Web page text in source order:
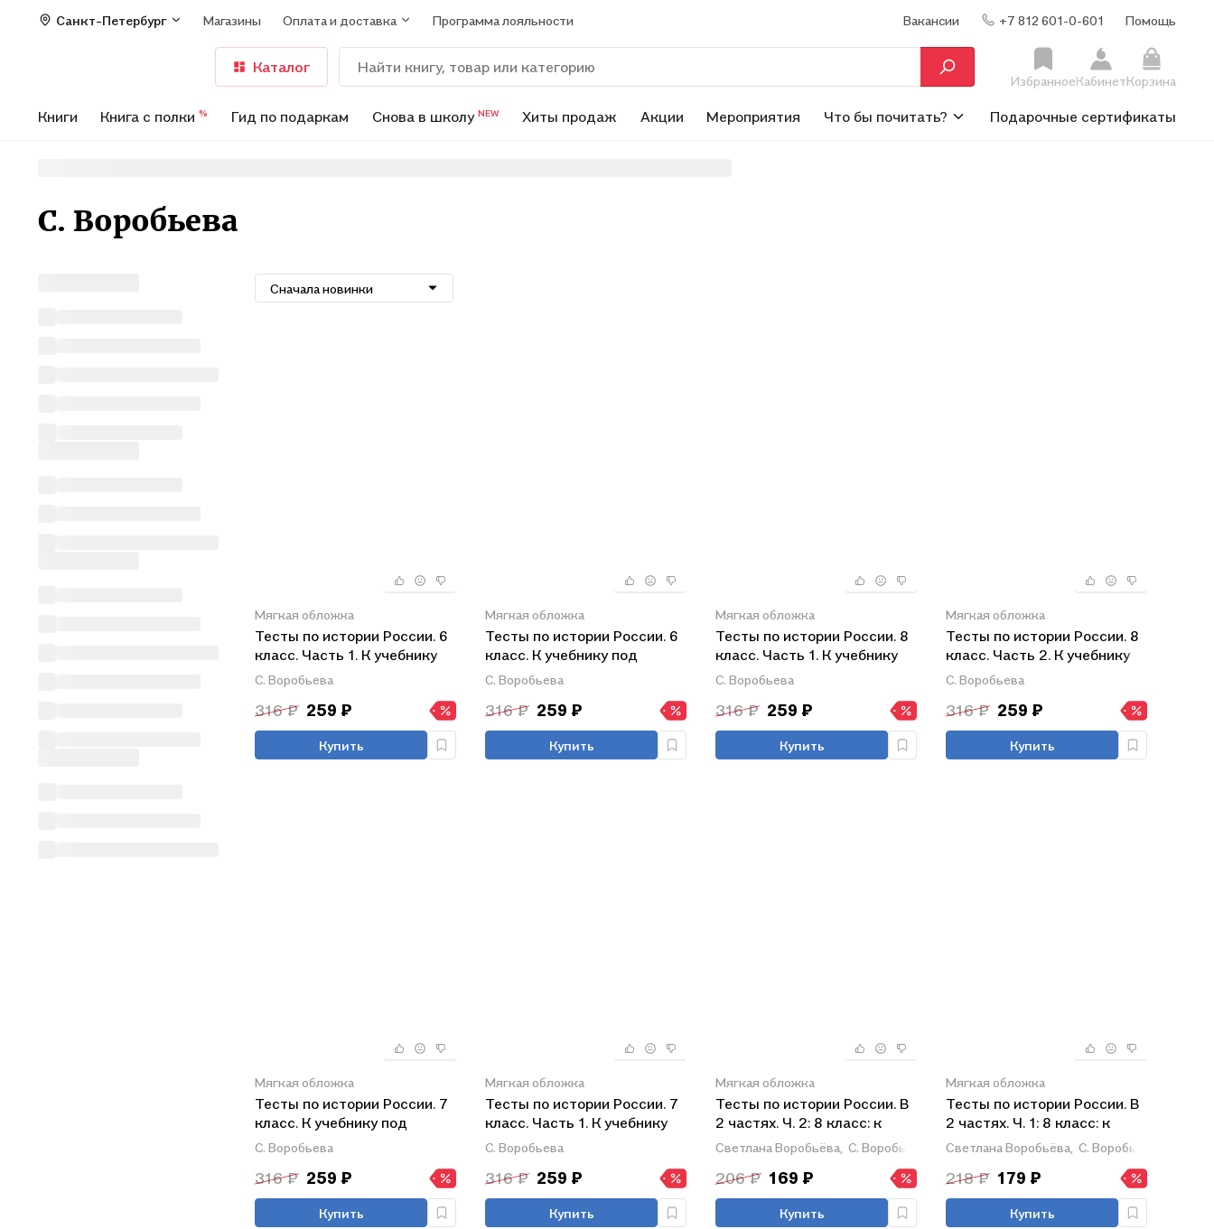
Санкт-Петербург Магазины Оплата и доставка Программа лояльности Вакансии +7 812 601-0-601 Помощь
Каталог
ИзбранноеКабинетКорзина
Книги Книга с полки % Гид по подаркам Снова в школу NEW Хиты продаж Акции Мероприятия Что бы почитать? Подарочные сертификаты
С. Воробьева
Сначала новинки
Мягкая обложка
Тесты по истории России. 6
класс. Часть 1. К учебнику
под редакцией А.В.
Торкунова "История России.
6 класс. В двух частях.
Часть 1" (М.: Просвещение)
С. Воробьева
316 ₽ 259 ₽
Купить
Мягкая обложка
Тесты по истории России. 6
класс. К учебнику под
редакцией А.В. Торкунова
"История России. 6 класс. В
двух частях. Часть 2"
С. Воробьева
316 ₽ 259 ₽
Купить
Мягкая обложка
Тесты по истории России. 8
класс. Часть 1. К учебнику
под редакцией А.В.
Торкунова "История России.
8 класс. В двух частях.
Часть 1"
С. Воробьева
316 ₽ 259 ₽
Купить
Мягкая обложка
Тесты по истории России. 8
класс. Часть 2. К учебнику
под редакцией А.В.
Торкунова "История России.
8 класс. В двух частях.
Часть 2"
С. Воробьева
316 ₽ 259 ₽
Купить
Мягкая обложка
Тесты по истории России. 7
класс. К учебнику под
редакцией А.В. Торкунова
"История России. 7 класс. В
двух частях. Часть 2"
С. Воробьева
316 ₽ 259 ₽
Купить
Мягкая обложка
Тесты по истории России. 7
класс. Часть 1. К учебнику
под редакцией А.В.
Торкунова "История России.
7 класс. В двух частях.
Часть 1"
С. Воробьева
316 ₽ 259 ₽
Купить
Мягкая обложка
Тесты по истории России. В
2 частях. Ч. 2: 8 класс: к
учебнику под ред. А.В.
Торкунова "История России.
8 класс". ФГОС
Светлана Воробьёва, С. Воробьева
206 ₽ 169 ₽
Купить
Мягкая обложка
Тесты по истории России. В
2 частях. Ч. 1: 8 класс: к
учебнику под ред. А.В.
Торкунова "История России.
8 класс". ФГОС
Светлана Воробьёва, С. Воробьева
218 ₽ 179 ₽
Купить